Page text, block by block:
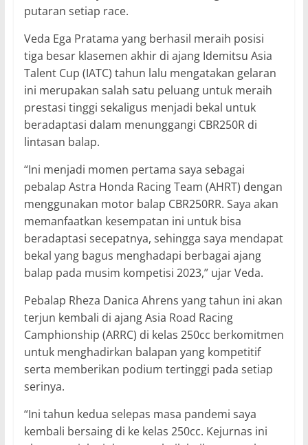
putaran setiap race.
Veda Ega Pratama yang berhasil meraih posisi
tiga besar klasemen akhir di ajang Idemitsu Asia
Talent Cup (IATC) tahun lalu mengatakan gelaran
ini merupakan salah satu peluang untuk meraih
prestasi tinggi sekaligus menjadi bekal untuk
beradaptasi dalam menunggangi CBR250R di
lintasan balap.
“Ini menjadi momen pertama saya sebagai
pebalap Astra Honda Racing Team (AHRT) dengan
menggunakan motor balap CBR250RR. Saya akan
memanfaatkan kesempatan ini untuk bisa
beradaptasi secepatnya, sehingga saya mendapat
bekal yang bagus menghadapi berbagai ajang
balap pada musim kompetisi 2023,” ujar Veda.
Pebalap Rheza Danica Ahrens yang tahun ini akan
terjun kembali di ajang Asia Road Racing
Camphionship (ARRC) di kelas 250cc berkomitmen
untuk menghadirkan balapan yang kompetitif
serta memberikan podium tertinggi pada setiap
serinya.
“Ini tahun kedua selepas masa pandemi saya
kembali bersaing di ke kelas 250cc. Kejurnas ini